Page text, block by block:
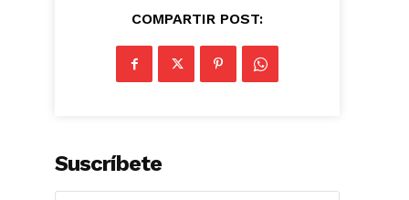
COMPARTIR POST:
Suscríbete